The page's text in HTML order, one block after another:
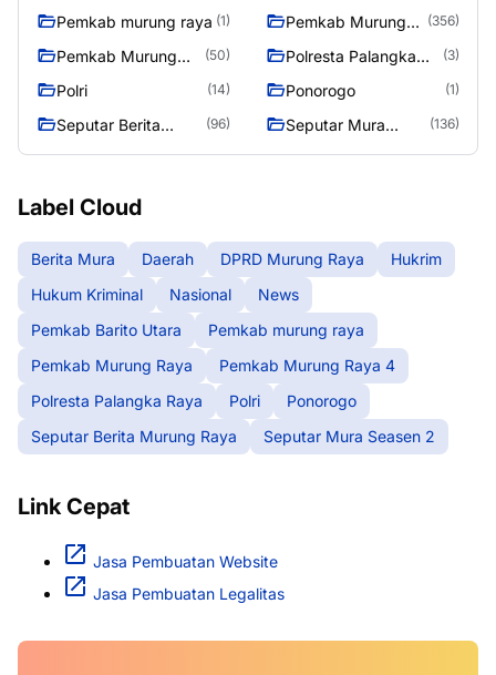
Pemkab murung raya (1)
Pemkab Murung
(356)
Pemkab Murung
(50)
Polresta Palangka
(3)
Polri (14) Ponorogo (1)
Seputar Berita
(96)
Seputar Mura
(136)
Label Cloud
Berita Mura Daerah DPRD Murung Raya
Hukrim
Hukum Kriminal
Nasional
News
Pemkab Barito Utara
Pemkab murung raya
Pemkab Murung Raya
Pemkab Murung Raya 4
Polresta Palangka Raya
Polri
Ponorogo
Seputar Berita Murung Raya
Seputar Mura Seasen 2
Link Cepat
Jasa Pembuatan Website
Jasa Pembuatan Legalitas